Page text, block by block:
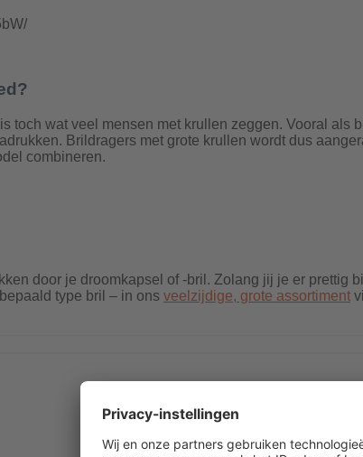
toch wat veel mensen met krullen zeggen. Vooral
Brildragers met grote krullen wordt dus
combineren.
door je droomkapsel of -bril. Zolang jij je er
type bril – in ons veelzijdige, grote assortiment